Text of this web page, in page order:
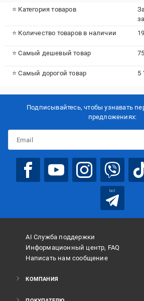
⭐ Категория товаров
⭐ Количество товаров в наличии
19
⭐ Самый дешевый товар
⭐ Самый дорогой товар 5
Подписывайтесь, чтобы узнавать
предложениях:
bot
AI Служба поддержки
Информационный центр, FAQ
Написать нам сообщение
КОМПАНИЯ